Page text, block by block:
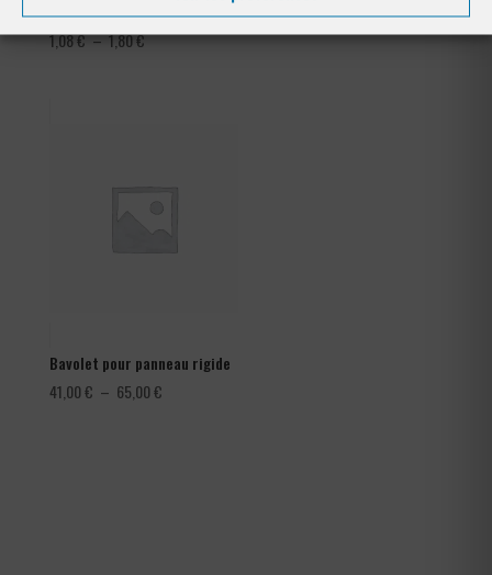
Tendeur Plastifié
1,08€–1,80€Plage
Grillage Bordure Parisienne
Bavolet pour panneau rigide
41,00€ – 65,00€Plage